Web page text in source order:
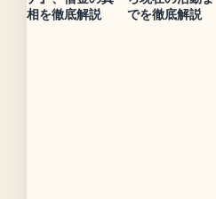
相を徹底解説
でを徹底解説